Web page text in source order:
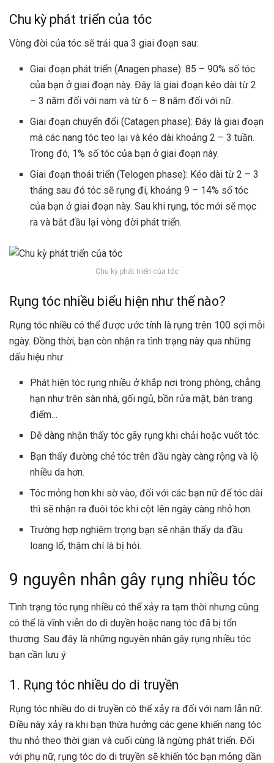
Chu kỳ phát triển của tóc
Vòng đời của tóc sẽ trải qua 3 giai đoạn sau:
Giai đoạn phát triển (Anagen phase): 85 – 90% số tóc
của bạn ở giai đoạn này. Đây là giai đoạn kéo dài từ 2
– 3 năm đối với nam và từ 6 – 8 năm đối với nữ.
Giai đoạn chuyển đổi (Catagen phase): Đây là giai đoạn
mà các nang tóc teo lại và kéo dài khoảng 2 – 3 tuần.
Trong đó, 1% số tóc của bạn ở giai đoạn này.
Giai đoạn thoái triển (Telogen phase): Kéo dài từ 2 – 3
tháng sau đó tóc sẽ rụng đi, khoảng 9 – 14% số tóc
của bạn ở giai đoạn này. Sau khi rụng, tóc mới sẽ mọc
ra và bắt đầu lại vòng đời phát triển.
Chu kỳ phát triển của tóc
Rụng tóc nhiều biểu hiện như thế nào?
Rụng tóc nhiều có thể được ước tính là rụng trên 100 sợi mỗi
ngày. Đồng thời, bạn còn nhận ra tình trạng này qua những
dấu hiệu như:
Phát hiện tóc rụng nhiều ở khắp nơi trong phòng, chẳng
hạn như trên sàn nhà, gối ngủ, bồn rửa mặt, bàn trang
điểm…
Dễ dàng nhận thấy tóc gãy rụng khi chải hoặc vuốt tóc.
Bạn thấy đường chẻ tóc trên đầu ngày càng rộng và lộ
nhiều da hơn.
Tóc mỏng hơn khi sờ vào, đối với các bạn nữ để tóc dài
thì sẽ nhận ra đuôi tóc khi cột lên ngày càng nhỏ hơn.
Trường hợp nghiêm trọng bạn sẽ nhận thấy da đầu
loang lổ, thậm chí là bị hói.
9 nguyên nhân gây rụng nhiều tóc
Tình trạng tóc rụng nhiều có thể xảy ra tạm thời nhưng cũng
có thể là vĩnh viễn do di duyền hoặc nang tóc đã bị tổn
thương. Sau đây là những nguyên nhân gây rụng nhiều tóc
bạn cần lưu ý:
1. Rụng tóc nhiều do di truyền
Rụng tóc nhiều do di truyền có thể xảy ra đối với nam lẫn nữ.
Điều này xảy ra khi bạn thừa hưởng các gene khiến nang tóc
thu nhỏ theo thời gian và cuối cùng là ngừng phát triển. Đối
với phụ nữ, rụng tóc do di truyền sẽ khiến tóc bạn mỏng dần